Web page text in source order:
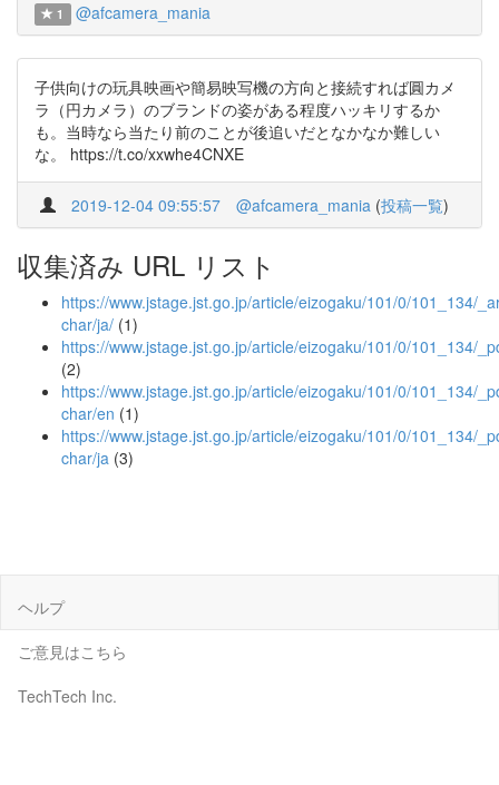
1 @afcamera_mania
子供向けの玩具映画や簡易映写機の方向と接続すれば圓カメ
ラ（円カメラ）のブランドの姿がある程度ハッキリするか
も。当時なら当たり前のことが後追いだとなかなか難しい
な。 https://t.co/xxwhe4CNXE
2019-12-04 09:55:57 @afcamera_mania (投稿一覧)
収集済み URL リスト
https://www.jstage.jst.go.jp/article/eizogaku/101/0/101_134/
char/ja/ (1)
https://www.jstage.jst.go.jp/article/eizogaku/101/0/101_134/
(2)
https://www.jstage.jst.go.jp/article/eizogaku/101/0/101_134/
char/en (1)
https://www.jstage.jst.go.jp/article/eizogaku/101/0/101_134/
char/ja (3)
ヘルプ
ご意見はこちら
TechTech Inc.